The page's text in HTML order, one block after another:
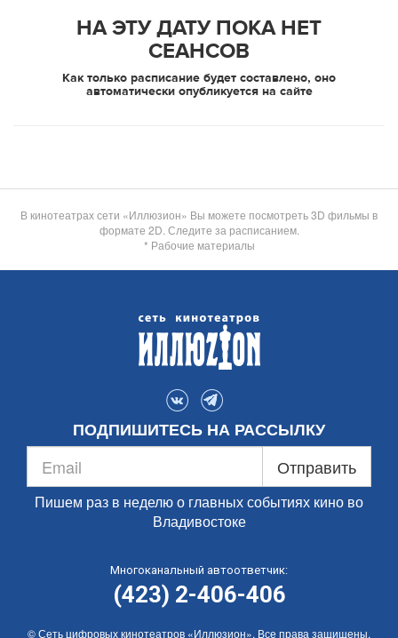
НА ЭТУ ДАТУ ПОКА НЕТ
СЕАНСОВ
Как только расписание будет составлено, оно
автоматически опубликуется на сайте
В кинотеатрах сети «Иллюзион» Вы можете посмотреть 3D фильмы в
формате 2D. Следите за расписанием.
* Рабочие материалы
ПОДПИШИТЕСЬ НА РАССЫЛКУ
Отправить
Пишем раз в неделю о главных событиях кино во
Владивостоке
Многоканальный автоответчик:
(423) 2-406-406
© Сеть цифровых кинотеатров «Иллюзион». Все права защищены.